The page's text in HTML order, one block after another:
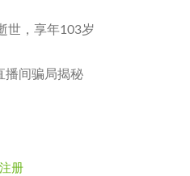
世，享年103岁
播间骗局揭秘
册